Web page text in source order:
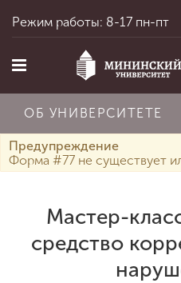
Об университете
Режим работы: 8-17 пн-пт
ОБ УНИВЕРСИТЕТЕ
Предупреждение
Форма #77 не существует
Мастер-
средство